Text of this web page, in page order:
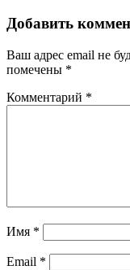
Добавить
Ваш адрес email не
помечены *
Комментарий *
Имя *
Email *